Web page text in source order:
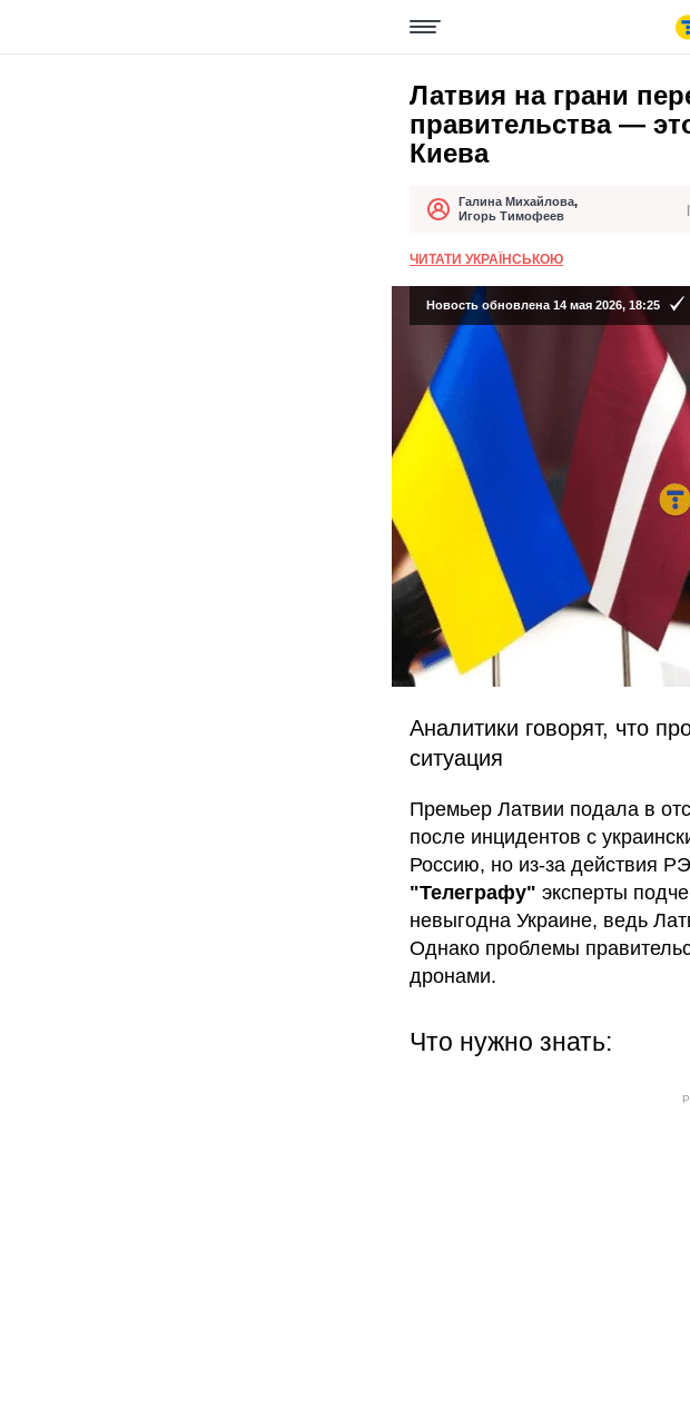
Латвия на грани
правительства —
Киева
Автор
Галина Михайлова,
Игорь Тимофеев
Дата публикации
ЧИТАТИ УКРАЇНСЬКОЮ
Новость обновлена 14 мая 2026, 18:25
Аналитики говорят, что
ситуация
Премьер Латвии подала в
после инцидентов с
Россию, но из-за действия
"Телеграфу" эксперты
невыгодна Украине, ведь
Однако проблемы
дронами.
Что нужно знать: